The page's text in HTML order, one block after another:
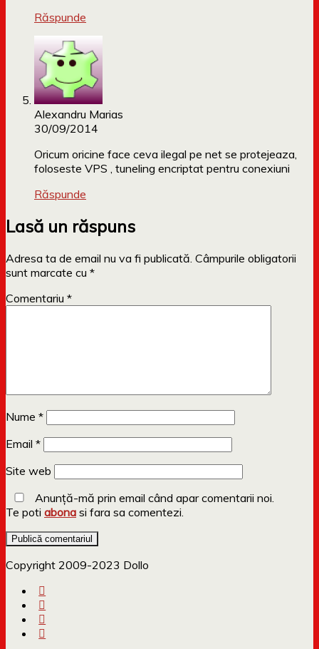
Răspunde
Alexandru Marias
30/09/2014
Oricum oricine face ceva ilegal pe net se protejeaza,
foloseste VPS , tuneling encriptat pentru conexiuni
Răspunde
Lasă un răspuns
Adresa ta de email nu va fi publicată. Câmpurile obligatorii
sunt marcate cu *
Comentariu *
Nume *
Email *
Site web
Anunță-mă prin email când apar comentarii noi.
Te poti abona si fara sa comentezi.
Copyright 2009-2023 Dollo